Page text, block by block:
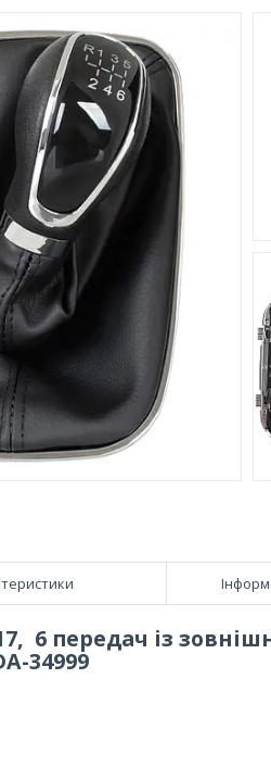
6 передач із
34999